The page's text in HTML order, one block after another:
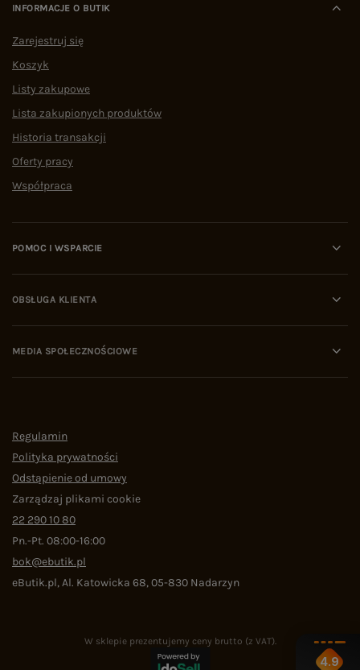
INFORMACJE O BUTIK
Zarejestruj się
Koszyk
Listy zakupowe
Lista zakupionych produktów
Historia transakcji
Oferty pracy
Współpraca
POMOC I WSPARCIE
OBSŁUGA KLIENTA
MEDIA SPOŁECZNOŚCIOWE
Regulamin
Polityka prywatności
Odstąpienie od umowy
Zarządzaj plikami cookie
22 290 10 80
Pn.-Pt. 08:00-16:00
bok@ebutik.pl
eButik.pl,Al. Katowicka 68,05-830 Nadarzyn
W sklepie prezentujemy ceny brutto (z VAT).
4.9